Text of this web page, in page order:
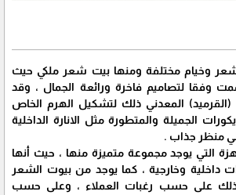
شعر وخيام مختلفة ومنها بيت شعر ملكي حيث
وفقا لتصاميم فاخرة ورائعة الجمال ، وقد
المعدني ذلك لتشكيل الهرم الخاص
الجميلة والمتطورة مثل الانارة الداخلية
منظر جذاب .
التي يوجد مجموعة متميزة منها ، حيث أنها
داخلية وخارجية ، كما يوجد من بيوت الشعر
وذلك على حسب رغبات العملاء ، وعلى حسب